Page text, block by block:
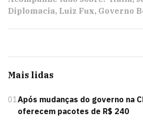
Diplomacia Luiz Fux Governo
Mais lidas
01Após mudanças do governo na
oferecem pacotes de R$ 240